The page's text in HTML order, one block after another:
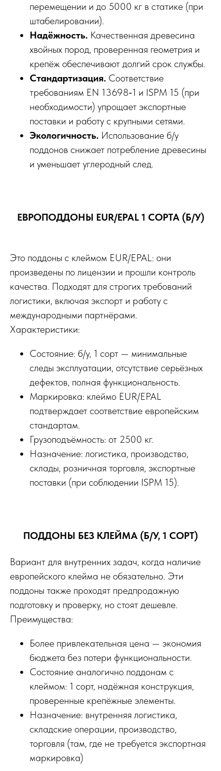
перемещении и до 5000 кг в статике (при
штабелировании).
Надёжность. Качественная древесина
хвойных пород, проверенная геометрия и
крепёж обеспечивают долгий срок службы.
Стандартизация. Соответствие
требованиям EN 13698‑1 и ISPM 15 (при
необходимости) упрощает экспортные
поставки и работу с крупными сетями.
Экологичность. Использование б/у
поддонов снижает потребление древесины
и уменьшает углеродный след.
ЕВРОПОДДОНЫ EUR/EPAL 1 СОРТА (Б/У)
Это поддоны с клеймом EUR/EPAL: они
произведены по лицензии и прошли контроль
качества. Подходят для строгих требований
логистики, включая экспорт и работу с
международными партнёрами.
Характеристики:
Состояние: б/у, 1 сорт — минимальные
следы эксплуатации, отсутствие серьёзных
дефектов, полная функциональность.
Маркировка: клеймо EUR/EPAL
подтверждает соответствие европейским
стандартам.
Грузоподъёмность: от 2500 кг.
Назначение: логистика, производство,
склады, розничная торговля, экспортные
поставки (при соблюдении ISPM 15).
ПОДДОНЫ БЕЗ КЛЕЙМА (Б/У, 1 СОРТ)
Вариант для внутренних задач, когда наличие
европейского клейма не обязательно. Эти
поддоны также проходят предпродажную
подготовку и проверку, но стоят дешевле.
Преимущества:
Более привлекательная цена — экономия
бюджета без потери функциональности.
Состояние аналогично поддонам с
клеймом: 1 сорт, надёжная конструкция,
проверенные крепёжные элементы.
Назначение: внутренняя логистика,
складские операции, производство,
торговля (там, где не требуется экспортная
маркировка)